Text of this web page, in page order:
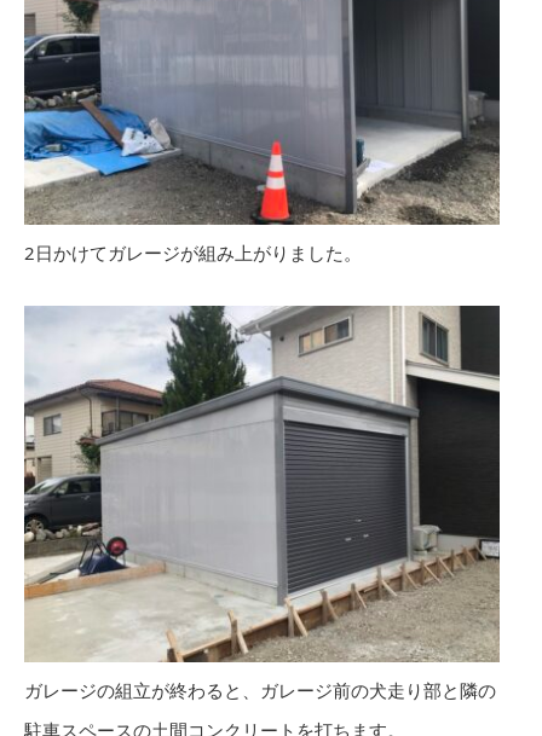
2日かけてガレージが組み上がりました。
ガレージの組立が終わると、ガレージ前の犬走り部と隣の
駐車スペースの土間コンクリートを打ちます。